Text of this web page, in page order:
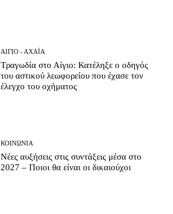
ΑΊΓΙΟ - ΑΧΑΪ́Α
Τραγωδία στο Αίγιο: Κατέληξε ο οδηγός
του αστικού λεωφορείου που έχασε τον
έλεγχο του οχήματος
ΚΟΙΝΩΝΊΑ
Νέες αυξήσεις στις συντάξεις μέσα στο
2027 – Ποιοι θα είναι οι δικαιούχοι